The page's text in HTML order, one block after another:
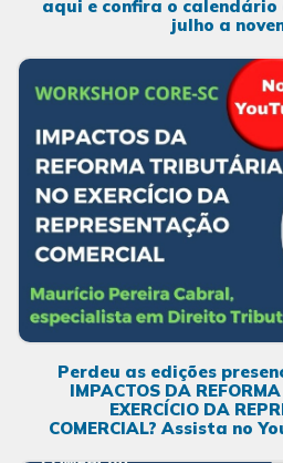
aqui e confira o
julho a
Perdeu as edições
IMPACTOS DA
EXERCÍCIO DA
COMERCIAL? Assista no